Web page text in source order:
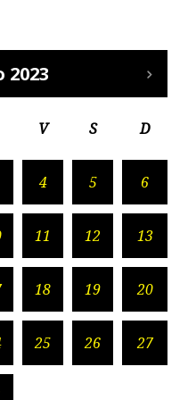
2023
V S D
4 5 6
11 12 13
18 19 20
25 26 27